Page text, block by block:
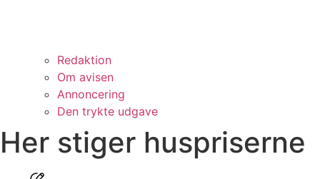
Redaktion
Om avisen
Annoncering
Den trykte udgave
Her stiger huspriserne